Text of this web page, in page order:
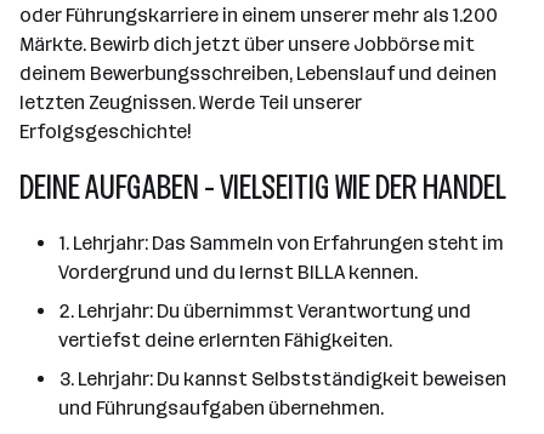
oder Führungskarriere in einem unserer mehr als 1.200
Märkte. Bewirb dich jetzt über unsere Jobbörse mit
deinem Bewerbungsschreiben, Lebenslauf und deinen
letzten Zeugnissen. Werde Teil unserer
Erfolgsgeschichte!
DEINE AUFGABEN - VIELSEITIG WIE DER HANDEL
1. Lehrjahr: Das Sammeln von Erfahrungen steht im
Vordergrund und du lernst BILLA kennen.
2. Lehrjahr: Du übernimmst Verantwortung und
vertiefst deine erlernten Fähigkeiten.
3. Lehrjahr: Du kannst Selbstständigkeit beweisen
und Führungsaufgaben übernehmen.